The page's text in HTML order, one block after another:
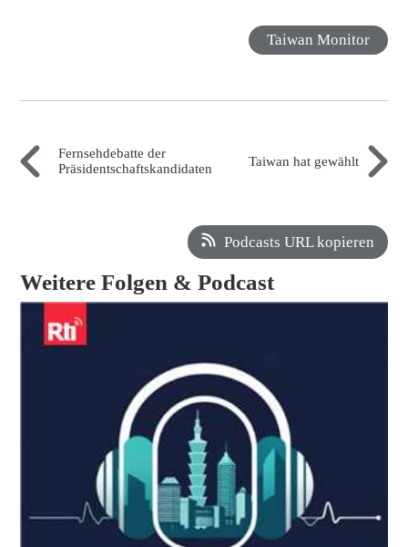
Taiwan Monitor
Fernsehdebatte der
Präsidentschaftskandidaten
Taiwan hat gewählt
Podcasts URL kopieren
Weitere Folgen & Podcast